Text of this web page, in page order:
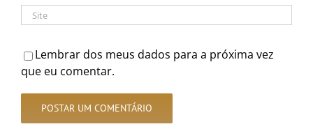
Lembrar dos meus dados para a próxima vez
que eu comentar.